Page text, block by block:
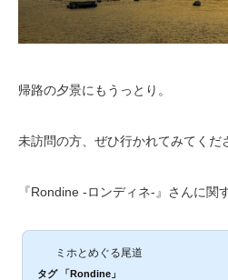
帰路の夕景にもうっとり。
未訪問の方、ぜひ行かれてみてくだ
『Rondine -ロンディネ-』さんに関
ミホとめぐる尾道
タグ 「Rondine」